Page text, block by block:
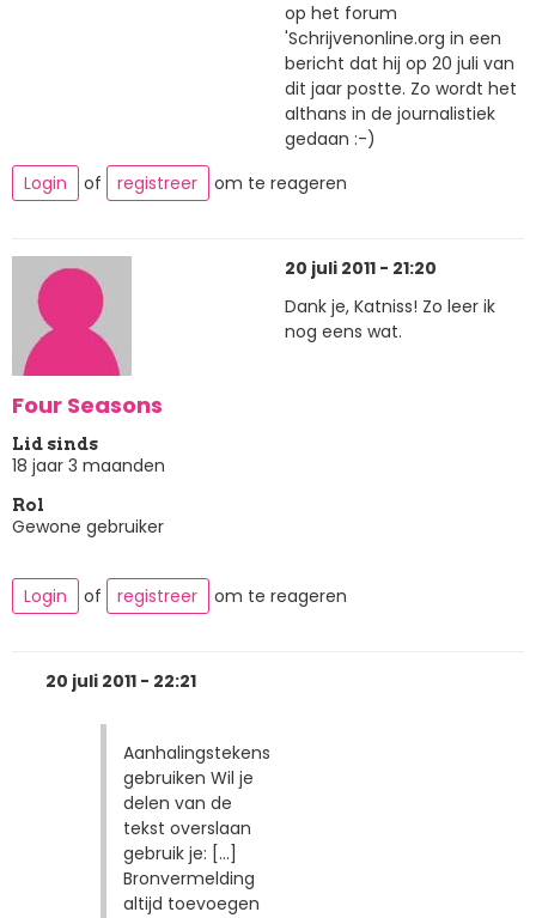
op het forum
'Schrijvenonline.org in een
bericht dat hij op 20 juli van
dit jaar postte. Zo wordt het
althans in de journalistiek
gedaan :-)
Login
of registreer om te reageren
Four Seasons
Lid sinds
18 jaar 3 maanden
Rol
Gewone gebruiker
20 juli 2011 - 21:20
Dank je, Katniss! Zo leer ik
nog eens wat.
Login of registreer om te reageren
20 juli 2011 - 22:21
Aanhalingstekens
gebruiken Wil je
delen van de
tekst overslaan
gebruik je: [...]
Bronvermelding
altijd toevoegen